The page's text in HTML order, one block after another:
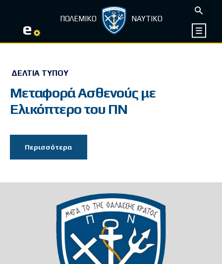
e ΠΟΛΕΜΙΚΟ ΝΑΥΤΙΚΟ
ΔΕΛΤΊΑ ΤΎΠΟΥ
Μεταφορά Ασθενούς με
Ελικόπτερο του ΠΝ
Περισσότερα